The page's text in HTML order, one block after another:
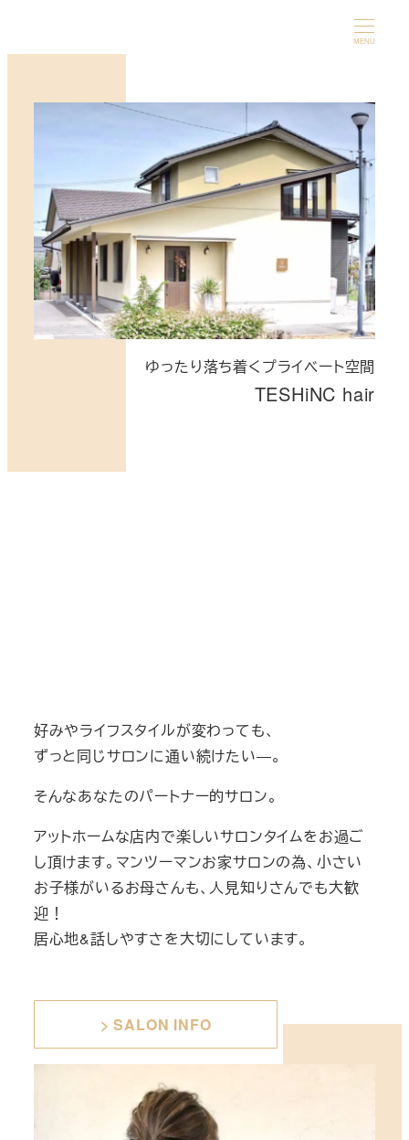
MENU
ゆったり落ち着くプライベート空間
TESHiNC hair
好みやライフスタイルが変わっても、
ずっと同じサロンに通い続けたい―。
そんなあなたのパートナー的サロン。
アットホームな店内で楽しいサロンタイムをお過ご
し頂けます。マンツーマンお家サロンの為、小さい
お子様がいるお母さんも、人見知りさんでも大歓
迎！
居心地&話しやすさを大切にしています。
> SALON INFO